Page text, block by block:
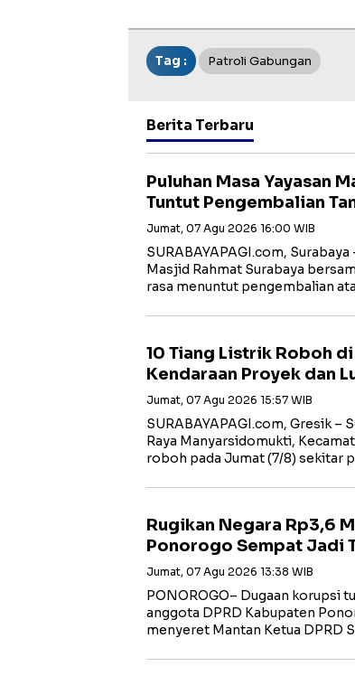
Tag : Patroli Gabungan
Berita Terbaru
Puluhan Masa Yayasan
Tuntut Pengembalian
Jumat, 07 Agu 2026 16:00 WIB
SURABAYAPAGI.com,
Masjid Rahmat Surabaya
rasa menuntut pengembalian
10 Tiang Listrik Roboh
Kendaraan Proyek dan
Jumat, 07 Agu 2026 15:57 WIB
SURABAYAPAGI.com, Gresik –
Raya Manyarsidomukti,
roboh pada Jumat (7/8) sekitar
Rugikan Negara Rp3,6
Ponorogo Sempat Jadi
Jumat, 07 Agu 2026 13:38 WIB
PONOROGO– Dugaan korupsi
anggota DPRD Kabupaten
menyeret Mantan Ketua DPRD